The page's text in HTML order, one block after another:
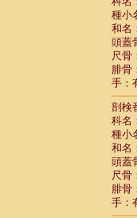
種小
和名
頭蓋
尺骨
腓骨
手：
剖検
科名
種小
和名
頭蓋
尺骨
腓骨
手：